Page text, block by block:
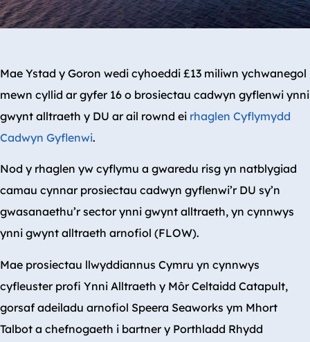
Mae Ystad y Goron wedi cyhoeddi £13 miliwn ychwanegol
mewn cyllid ar gyfer 16 o brosiectau cadwyn gyflenwi ynni
gwynt alltraeth y DU ar ail rownd ei rhaglen Cyflymydd
Cadwyn Gyflenwi.
Nod y rhaglen yw cyflymu a gwaredu risg yn natblygiad
camau cynnar prosiectau cadwyn gyflenwi’r DU sy’n
gwasanaethu’r sector ynni gwynt alltraeth, yn cynnwys
ynni gwynt alltraeth arnofiol (FLOW).
Mae prosiectau llwyddiannus Cymru yn cynnwys
cyfleuster profi Ynni Alltraeth y Môr Celtaidd Catapult,
gorsaf adeiladu arnofiol Speera Seaworks ym Mhort
Talbot a chefnogaeth i bartner y Porthladd Rhydd